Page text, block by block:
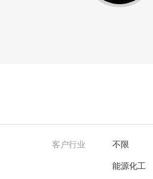
客户行业 不限
能源化工